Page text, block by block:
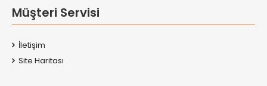
Müşteri Servisi
İletişim
Site Haritası